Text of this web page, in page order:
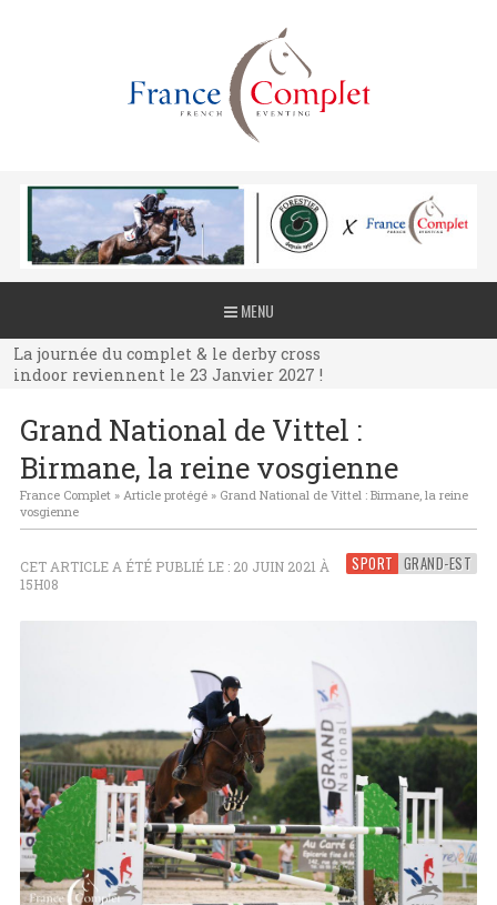
MENU
La journée du complet & le derby cross
indoor reviennent le 23 Janvier 2027 !
La journée du complet & le derby cross
indoor reviennent le 23 Janvier 2027 !
indoor reviennent le 23 Janvier 2027 !
Grand National de Vittel :
Birmane, la reine vosgienne
France Complet» Article protégé» Grand National de Vittel : Birmane, la reine
vosgienne
SPORT GRAND-EST
CET ARTICLE A ÉTÉ PUBLIÉ LE : 20 JUIN 2021 À
15H08